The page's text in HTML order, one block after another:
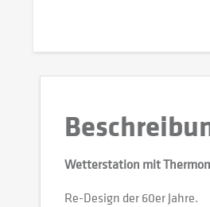
Wetterstation mit
Re-Design der 60er Jahre.